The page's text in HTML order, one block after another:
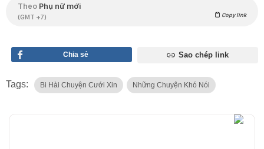
Theo Phụ nữ mới
(GMT +7) Copy link
Chia sẻ Sao chép link
Tags: Bi Hài Chuyện Cưới Xin Những Chuyện Khó Nói